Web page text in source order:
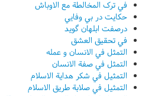
في ترک المخالطة مع الاوباش
حکايت در بي وفايي
درصفت ابلهان گويد
في تحقيق العشق
التمثل في الانسان و عمله
التمثل في صفة الانسان
التمثيل في شکر هداية الاسلام
التمثيل في صلابة طريق الاسلام